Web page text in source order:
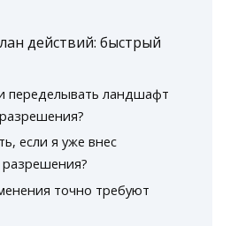
действий: быстрый
переделывать ландшафт
если я уже внес
точно требуют